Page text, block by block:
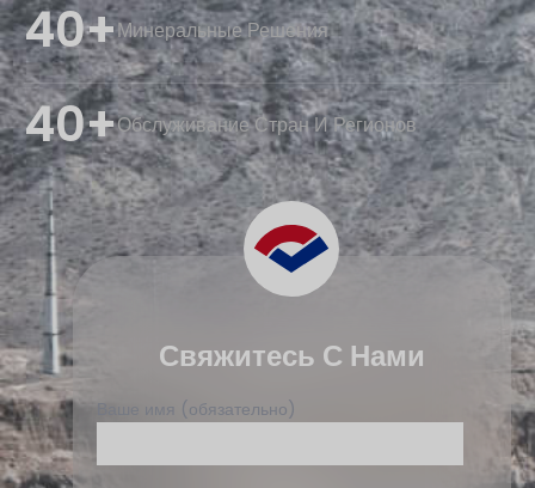
40+Минеральные Решения
40+Обслуживание Стран И Регионов
Свяжитесь С Нами
Ваше имя (обязательно)